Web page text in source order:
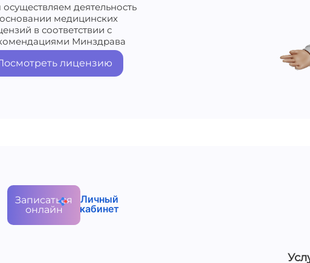
деятельность
медицинских
в соответствии с
Минздрава
лицензию
Записаться
онлайн
Личный
кабинет